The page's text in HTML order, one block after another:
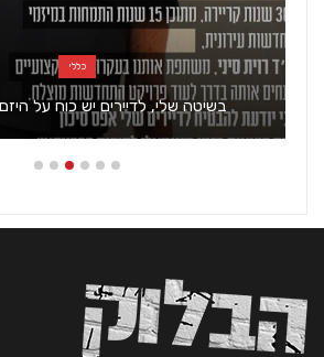
כללי
בשיטה שלי, לדיירים יש כוח על